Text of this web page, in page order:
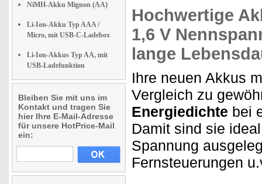
NiMH-Akku Mignon (AA)
Li-Ion-Akku Typ AAA /
Micro, mit USB-C-Ladebox
Li-Ion-Akkus Typ AA, mit
USB-Ladefunktion
Bleiben Sie mit uns im
Kontakt und tragen Sie
hier Ihre E-Mail-Adresse
für unsere HotPrice-Mail
ein:
Hochwertige
1,6 V
lange
Ihre neuen Akkus
Vergleich zu
Energiedichte bei
Damit sind sie
Spannung
Fernsteuerungen